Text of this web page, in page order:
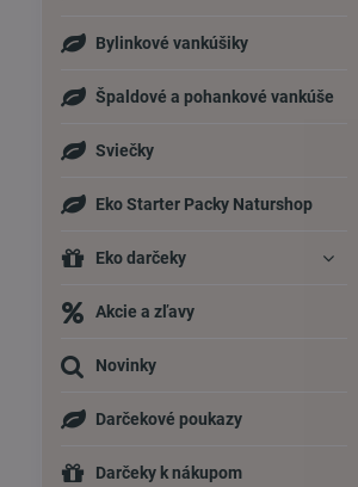
Bylinkové vankúšiky
Špaldové a pohankové vankúše
Sviečky
Eko Starter Packy Naturshop
Eko darčeky
Akcie a zľavy
Novinky
Darčekové poukazy
Darčeky k nákupom